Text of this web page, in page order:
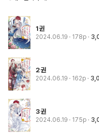
1권
2024.06.19 · 178p
2권
2024.06.19 · 162p
3권
2024.06.19 · 175p